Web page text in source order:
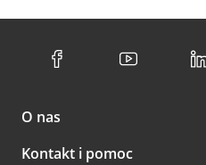
O nas
Kontakt i pomoc